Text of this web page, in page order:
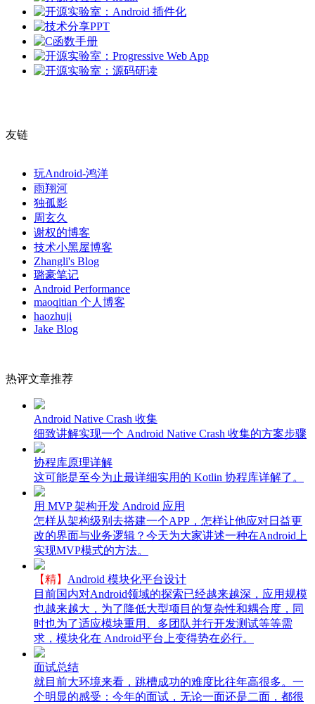
友链
玩Android-鸿洋
雨翔河
独孤影
周玄久
谢权的博客
技术小黑屋博客
Zhangli's Blog
璐豪笔记
Android Performance
maoqitian 个人博客
haozhuji
Jake Blog
热评文章推荐
Android Native Crash 收集
细致讲解实现一个 Android Native Crash 收集的方案步骤
协程库原理详解
这可能是至今为止最详细实用的 Kotlin 协程库详解了。
用 MVP 架构开发 Android 应用
怎样从架构级别去搭建一个APP，怎样让他应对日益更
改的界面与业务逻辑？今天为大家讲述一种在Android上
实现MVP模式的方法。
【精】 Android 模块化平台设计
目前国内对Android领域的探索已经越来越深，应用规模
也越来越大，为了降低大型项目的复杂性和耦合度，同
时也为了适应模块重用、多团队并行开发测试等等需
求，模块化在 Android平台上变得势在必行。
面试总结
就目前大环境来看，跳槽成功的难度比往年高很多。一
个明显的感受：今年的面试，无论一面还是二面，都很